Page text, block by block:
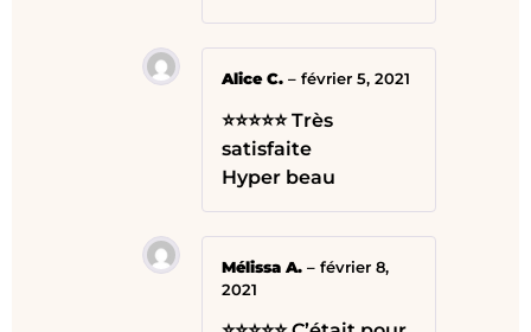
Alice C. – février 5, 2021
⭐⭐⭐⭐⭐ Très
satisfaite
Hyper beau
Mélissa A. – février 8,
2021